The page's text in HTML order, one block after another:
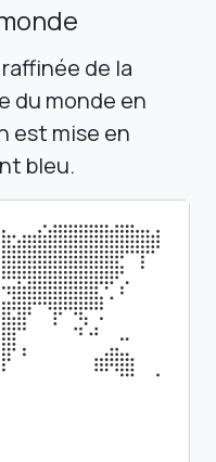
de la
du monde en
est mise en
bleu.